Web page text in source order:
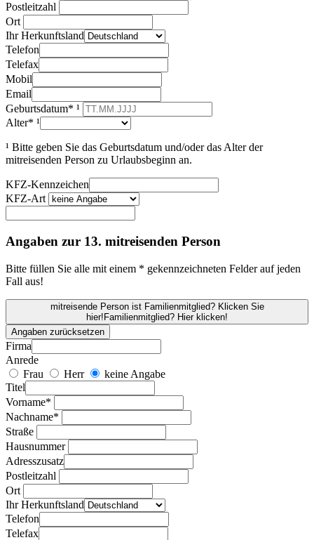
Postleitzahl
Ort
Ihr Herkunftsland
Telefon
Telefax
Mobil
Email
Geburtsdatum* ¹
Alter* ¹
¹ Bitte geben Sie das Geburtsdatum und/oder das Alter der
mitreisenden Person zu Urlaubsbeginn an.
KFZ-Kennzeichen
KFZ-Art
Angaben zur 13. mitreisenden Person
Bitte füllen Sie alle mit einem * gekennzeichneten Felder auf jeden
Fall aus!
mitreisende Person ist Familienmitglied? Klicken Sie
hier!Familienmitglied? Hier klicken!
Angaben zurücksetzen
Firma
Anrede
Frau
Herr
keine Angabe
Titel
Vorname*
Nachname*
Straße
Hausnummer
Adresszusatz
Postleitzahl
Ort
Ihr Herkunftsland
Telefon
Telefax